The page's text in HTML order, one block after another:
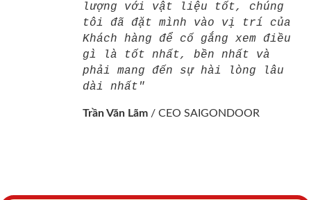
lượng với vật liệu tốt, chúng
tôi đã đặt mình vào vị trí của
Khách hàng để cố gắng xem điều
gì là tốt nhất, bền nhất và
phải mang đến sự hài lòng lâu
dài nhất"
Trần Văn Lãm / CEO SAIGONDOOR